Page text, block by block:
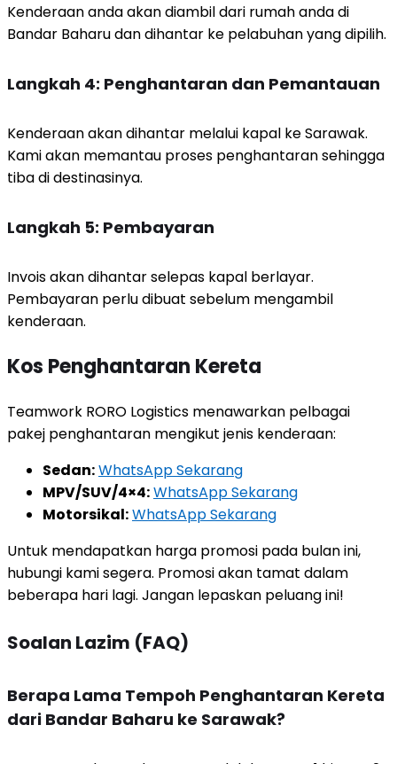
Kenderaan anda akan diambil dari rumah anda di
Bandar Baharu dan dihantar ke pelabuhan yang dipilih.
Langkah 4: Penghantaran dan Pemantauan
Kenderaan akan dihantar melalui kapal ke Sarawak.
Kami akan memantau proses penghantaran sehingga
tiba di destinasinya.
Langkah 5: Pembayaran
Invois akan dihantar selepas kapal berlayar.
Pembayaran perlu dibuat sebelum mengambil
kenderaan.
Kos Penghantaran Kereta
Teamwork RORO Logistics menawarkan pelbagai
pakej penghantaran mengikut jenis kenderaan:
Sedan:WhatsApp Sekarang
MPV/SUV/4×4:WhatsApp Sekarang
Motorsikal:WhatsApp Sekarang
Untuk mendapatkan harga promosi pada bulan ini,
hubungi kami segera. Promosi akan tamat dalam
beberapa hari lagi. Jangan lepaskan peluang ini!
Soalan Lazim (FAQ)
Berapa Lama Tempoh Penghantaran Kereta
dari Bandar Baharu ke Sarawak?